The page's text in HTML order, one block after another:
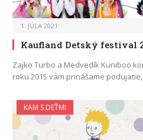
1. JÚLA 2021
Kaufland Detský festival
Zajko Turbo a Medvedík Kuniboo
roku 2015 vám prinášame
KAM S DEŤMI